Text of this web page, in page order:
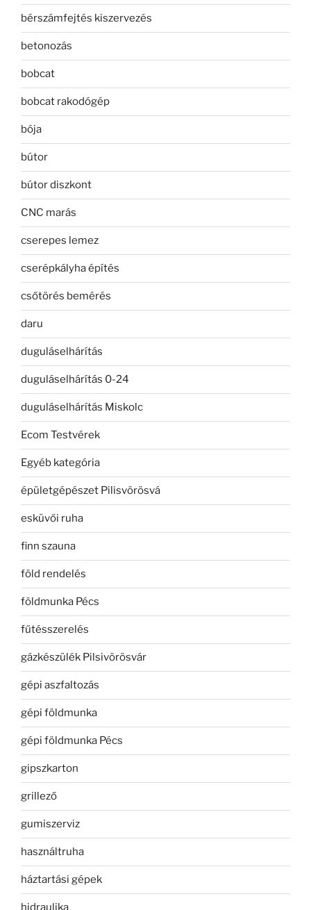
bérszámfejtés kiszervezés
betonozás
bobcat
bobcat rakodógép
bója
bútor
bútor diszkont
CNC marás
cserepes lemez
cserépkályha építés
csőtörés bemérés
daru
duguláselhárítás
duguláselhárítás 0-24
duguláselhárítás Miskolc
Ecom Testvérek
Egyéb kategória
épületgépészet Pilisvörösvá
esküvői ruha
finn szauna
föld rendelés
földmunka Pécs
fűtésszerelés
gázkészülék Pilsivörösvár
gépi aszfaltozás
gépi földmunka
gépi földmunka Pécs
gipszkarton
grillező
gumiszerviz
használtruha
háztartási gépek
hidraulika